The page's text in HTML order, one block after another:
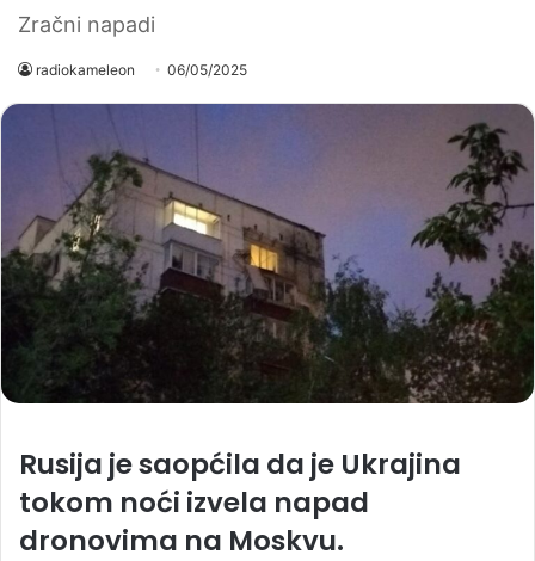
Zračni napadi
radiokameleon 06/05/2025
Rusija je saopćila da je Ukrajina
tokom noći izvela napad
dronovima na Moskvu.